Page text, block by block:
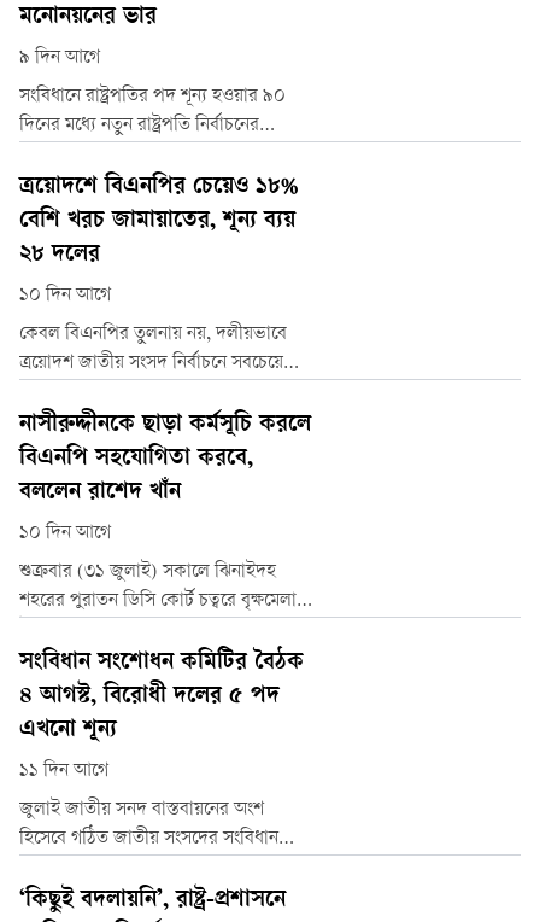
মনোনয়নের ভার
৯ দিন আগে
সংবিধানে রাষ্ট্রপতির পদ শূন্য হওয়ার ৯০
দিনের মধ্যে নতুন রাষ্ট্রপতি নির্বাচনের
সংসদে সংখ্যাগরিষ্ঠ দলের মনোনীত প্রার্থীরই
রাষ্ট্রপতি নির্বাচিত হওয়ার সম্ভাবনা সবচেয়ে
বেশি।
ত্রয়োদশে বিএনপির চেয়েও ১৮%
বেশি খরচ জামায়াতের, শূন্য ব্যয়
২৮ দলের
১০ দিন আগে
কেবল বিএনপির তুলনায় নয়, দলীয়ভাবে
ত্রয়োদশ জাতীয় সংসদ নির্বাচনে সবচেয়ে
বিরোধী দল জামায়াতে ইসলামী। মোট খরচে
তাদের পরেই অবস্থান বিএনপির। আর দল
হিসেবে কোনো খরচই করেনি— এমন দলের
নাসীরুদ্দীনকে ছাড়া কর্মসূচি করলে
বিএনপি সহযোগিতা করবে,
বললেন রাশেদ খাঁন
১০ দিন আগে
শুক্রবার (৩১ জুলাই) সকালে ঝিনাইদহ
শহরের পুরাতন ডিসি কোর্ট চত্বরে বৃক্ষমেলার
আলাপকালে তিনি এ মন্তব্য করেন।
সংবিধান সংশোধন কমিটির বৈঠক
৪ আগস্ট, বিরোধী দলের ৫ পদ
এখনো শূন্য
১১ দিন আগে
জুলাই জাতীয় সনদ বাস্তবায়নের অংশ
হিসেবে গঠিত জাতীয় সংসদের সংবিধান
মতো আগামী ৪ আগস্ট বৈঠকে বসছে। তবে
‘কিছুই বদলায়নি’, রাষ্ট্র-প্রশাসনে